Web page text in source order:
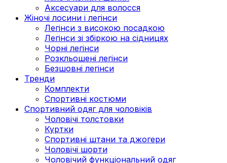
Аксесуари для волосся
Жіночі лосини і легінси
Легінси з високою посадкою
Легінси зі збіркою на сідницях
Чорні легінси
Розкльошені легінси
Безшовні легінси
Тренди
Комплекти
Спортивні костюми
Спортивний одяг для чоловіків
Чоловічі толстовки
Куртки
Спортивні штани та джогери
Чоловічі шорти
Чоловічий функціональний одяг